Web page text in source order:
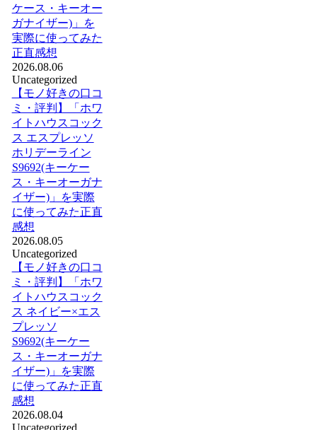
ケース・キーオー
ガナイザー)」を
実際に使ってみた
正直感想
2026.08.06
Uncategorized
【モノ好きの口コ
ミ・評判】「ホワ
イトハウスコック
ス エスプレッソ
ホリデーライン
S9692(キーケー
ス・キーオーガナ
イザー)」を実際
に使ってみた正直
感想
2026.08.05
Uncategorized
【モノ好きの口コ
ミ・評判】「ホワ
イトハウスコック
ス ネイビー×エス
プレッソ
S9692(キーケー
ス・キーオーガナ
イザー)」を実際
に使ってみた正直
感想
2026.08.04
Uncategorized